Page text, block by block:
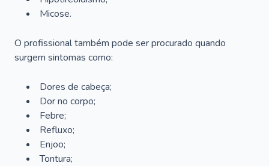
Micose.
O profissional também pode ser procurado quando
surgem sintomas como:
Dores de cabeça;
Dor no corpo;
Febre;
Refluxo;
Enjoo;
Tontura;